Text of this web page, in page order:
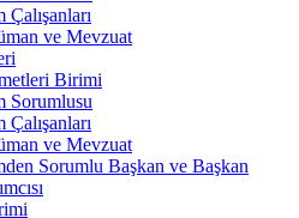
Çalışanları
ve Mevzuat
Birimi
Sorumlusu
Çalışanları
ve Mevzuat
Sorumlu Başkan ve Başkan